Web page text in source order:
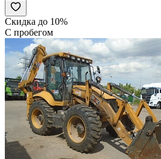
Скидка до 10%
С пробегом